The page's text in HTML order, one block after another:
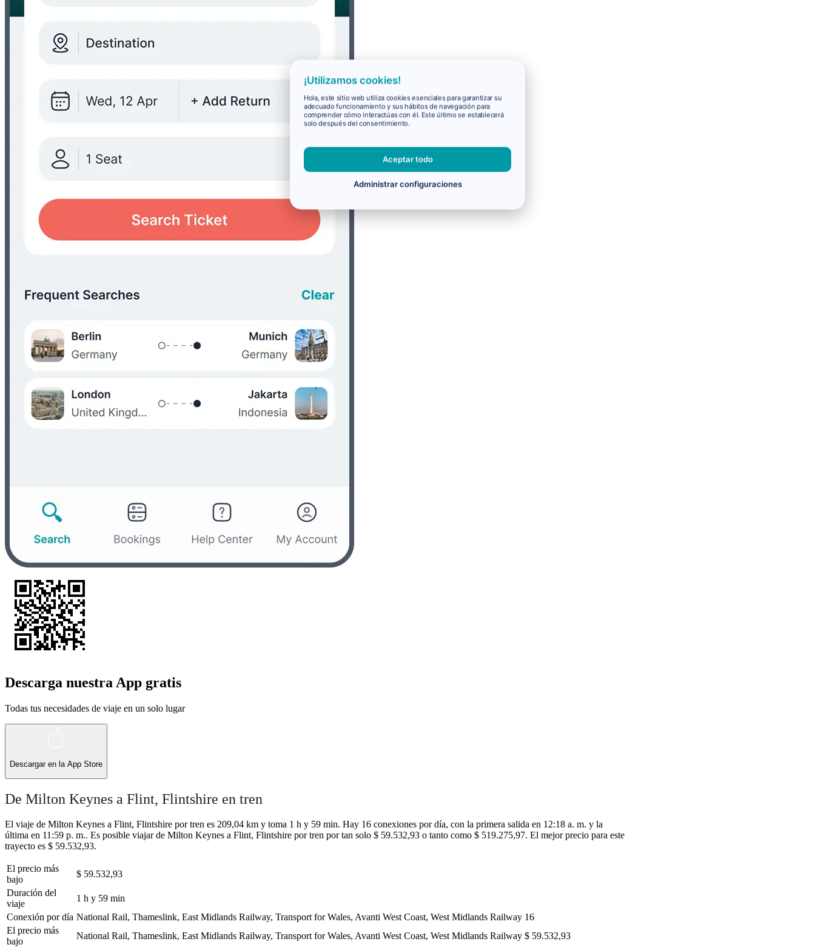
Descarga nuestra App gratis
Todas tus necesidades de viaje en un solo lugar
Descargar en la App Store
De Milton Keynes a Flint, Flintshire en tren
El viaje de Milton Keynes a Flint, Flintshire por tren es 209,04 km y toma 1 h y 59 min. Hay 16 conexiones por día, con la primera salida en 12:18 a. m. y la
última en 11:59 p. m.. Es posible viajar de Milton Keynes a Flint, Flintshire por tren por tan solo $ 59.532,93 o tanto como $ 519.275,97. El mejor precio para este
trayecto es $ 59.532,93.
El precio más
bajo
$ 59.532,93
Duración del
viaje
1 h y 59 min
Conexión por día National Rail, Thameslink, East Midlands Railway, Transport for Wales, Avanti West Coast, West Midlands Railway 16
El precio más
bajo
National Rail, Thameslink, East Midlands Railway, Transport for Wales, Avanti West Coast, West Midlands Railway $ 59.532,93
¡Utilizamos cookies!
Hola, este sitio web utiliza cookies esenciales para garantizar su
adecuado funcionamiento y sus hábitos de navegación para
comprender cómo interactúas con él. Este último se establecerá
solo después del consentimiento.
Aceptar todo
Administrar configuraciones